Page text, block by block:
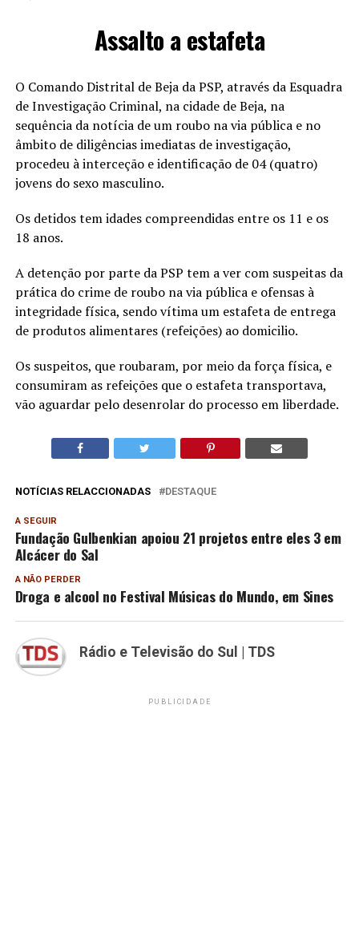
Assalto a estafeta
O Comando Distrital de Beja da PSP, através da Esquadra
de Investigação Criminal, na cidade de Beja, na
sequência da notícia de um roubo na via pública e no
âmbito de diligências imediatas de investigação,
procedeu à interceção e identificação de 04 (quatro)
jovens do sexo masculino.
Os detidos tem idades compreendidas entre os 11 e os
18 anos.
A detenção por parte da PSP tem a ver com suspeitas da
prática do crime de roubo na via pública e ofensas à
integridade física, sendo vítima um estafeta de entrega
de produtos alimentares (refeições) ao domicilio.
Os suspeitos, que roubaram, por meio da força física, e
consumiram as refeições que o estafeta transportava,
vão aguardar pelo desenrolar do processo em liberdade.
NOTÍCIAS RELACCIONADAS DESTAQUE
A SEGUIR
Fundação Gulbenkian apoiou 21 projetos entre eles 3 em
Alcácer do Sal
A NÃO PERDER
Droga e alcool no Festival Músicas do Mundo, em Sines
Rádio e Televisão do Sul | TDS
PUBLICIDADE